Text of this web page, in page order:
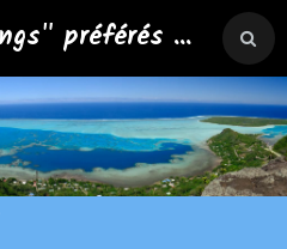
préférés ...